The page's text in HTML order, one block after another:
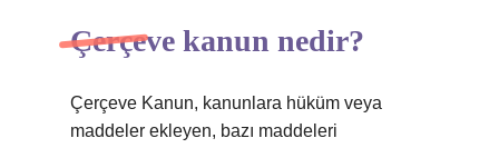
Çerçeve kanun nedir?
Çerçeve Kanun, kanunlara hüküm veya
maddeler ekleyen, bazı maddeleri